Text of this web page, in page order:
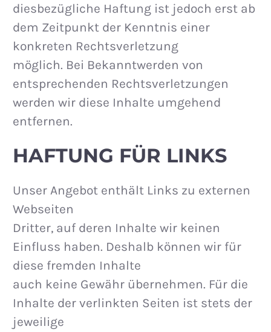
diesbezügliche Haftung ist jedoch erst ab
dem Zeitpunkt der Kenntnis einer
konkreten Rechtsverletzung
möglich. Bei Bekanntwerden von
entsprechenden Rechtsverletzungen
werden wir diese Inhalte umgehend
entfernen.
HAFTUNG FÜR LINKS
Unser Angebot enthält Links zu externen
Webseiten
Dritter, auf deren Inhalte wir keinen
Einfluss haben. Deshalb können wir für
diese fremden Inhalte
auch keine Gewähr übernehmen. Für die
Inhalte der verlinkten Seiten ist stets der
jeweilige